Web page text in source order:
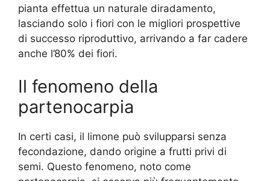
pianta effettua un naturale diradamento,
lasciando solo i fiori con le migliori prospettive
di successo riproduttivo, arrivando a far cadere
anche l’80% dei fiori.
Il fenomeno della
partenocarpia
In certi casi, il limone può svilupparsi senza
fecondazione, dando origine a frutti privi di
semi. Questo fenomeno, noto come